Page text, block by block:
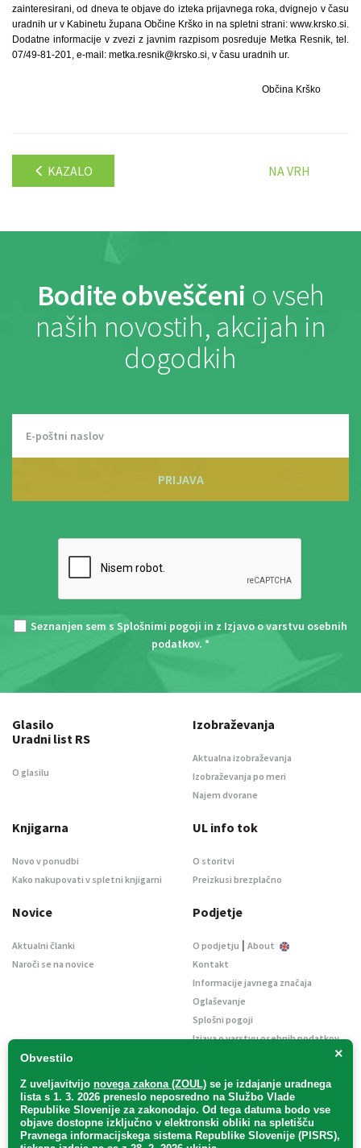
zainteresirani, od dneva te objave do izteka prijavnega roka, dvignejo v času
uradnih ur v Kabinetu župana Občine Krško in na spletni strani: www.krsko.si.
Dodatne informacije v zvezi z javnim razpisom posreduje Metka Resnik, tel.
07/49-81-201, e-mail: metka.resnik@krsko.si, v času uradnih ur.
Občina Krško
KAZALO NA VRH
Bodite obveščeni o vseh
naših novostih, akcijah in
dogodkih
PRIJAVA
Seznanjen sem s Splošnimi pogoji in z Izjavo o varstvu osebnih
podatkov. *
×
Obvestilo
Z uveljavitvijo novega zakona (ZOUL) se je izdajanje uradnega
lista s 1. 3. 2026 preneslo neposredno na Službo Vlade
Republike Slovenije za zakonodajo. Od tega datuma bodo vse
objave dostopne izključno v elektronski obliki na spletišču
Pravnega informacijskega sistema Republike Slovenije (PISRS),
Glasilo
Uradni list RS
O glasilu
Izobraževanja
Aktualna izobraževanja
Izobraževanja po meri
Najem dvorane
Knjigarna
Novo v ponudbi
Kako nakupovati v spletni knjigarni
UL info tok
O storitvi
Preizkusi brezplačno
Novice
Aktualni članki
Naroči se na novice
Podjetje
O podjetju | About
Kontakt
Informacije javnega značaja
Oglaševanje
Splošni pogoji
Izjava o varstvu osebnih podatkov
Uradni list d. o. o. – v likvidaciji / Vse pravice pridržane.